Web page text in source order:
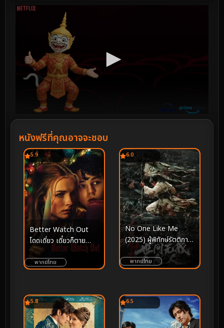
หนังฟรีที่คุณอาจจะชอบ
5.9
Better Watch Out
โดดเดี่ยว เดี๋ยวก็ตาย
(2016)
พากย์ไทย
6.0
No One Like Me
(2025) ผู้พิทักษ์รัตติกาล
แห่งต้าเฟิ่งภาคพิเศษ
พากย์ไทย
5.8 6.5